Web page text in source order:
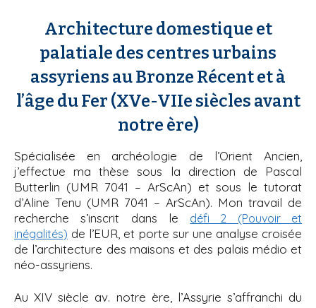
Architecture domestique et
palatiale des centres urbains
assyriens au Bronze Récent et à
l’âge du Fer (XVe-VIIe siècles avant
notre ère)
Spécialisée en archéologie de l’Orient Ancien,
j’effectue ma thèse sous la direction de Pascal
Butterlin (UMR 7041 – ArScAn) et sous le tutorat
d’Aline Tenu (UMR 7041 – ArScAn). Mon travail de
recherche s’inscrit dans le défi 2 (Pouvoir et
inégalités) de l’EUR, et porte sur une analyse croisée
de l’architecture des maisons et des palais médio et
néo-assyriens.
Au XIV siècle av. notre ère, l’Assyrie s’affranchi du